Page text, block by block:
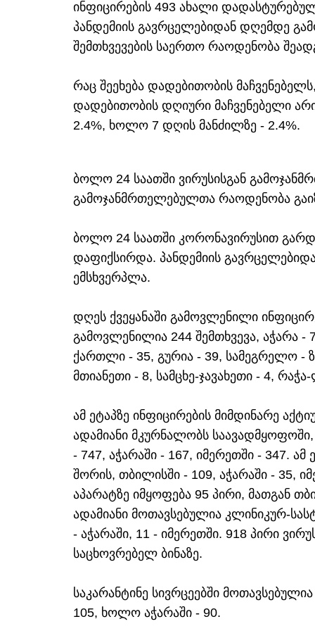
ინფიცირების 493 ახალი
პანდემიის გავრცელებიდან დღემდე
შემთხვევების საერთო რაოდენობა
რაც შეეხება დადებითობის
დადებითობის დღიური მაჩვენებელი
2.4%, ხოლო 7 დღის მანძილზე - 2.4%.
ბოლო 24 საათში ვირუსისგან
გამოჯანმრთელებულთა რაოდენობა
ბოლო 24 საათში კორონავირუსით
დაფიქსირდა. პანდემიის
ემსხვერპლა.
დღეს ქვეყანაში გამოვლენილი
გამოვლენილია 244 შემთხვევა, აჭარა
ქართლი - 35, გურია - 39, სამეგრელო -
მთიანეთი - 8, სამცხე-ჯავახეთი - 4,
ამ ეტაპზე ინფიცირების მიმდინარე
ადამიანი მკურნალობს
- 747, აჭარაში - 167, იმერეთში - 347. ამ
შორის, თბილისში - 109, აჭარაში - 35,
აპარატზე იმყოფება 95 პირი, მათგან
ადამიანი მოთავსებულია კლინიკურ-
- აჭარაში, 11 - იმერეთში. 918 პირი
საცხოვრებელ ბინაზე.
საკარანტინე სივრცეებში
105, ხოლო აჭარაში - 90.